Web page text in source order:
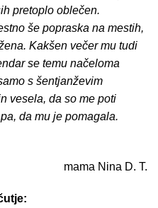
pretoplo oblečen.
še popraska na mestih,
Kakšen večer mu tudi
se temu načeloma
s šentjanževim
vesela, da so me poti
da mu je pomagala.
mama Nina D. T.